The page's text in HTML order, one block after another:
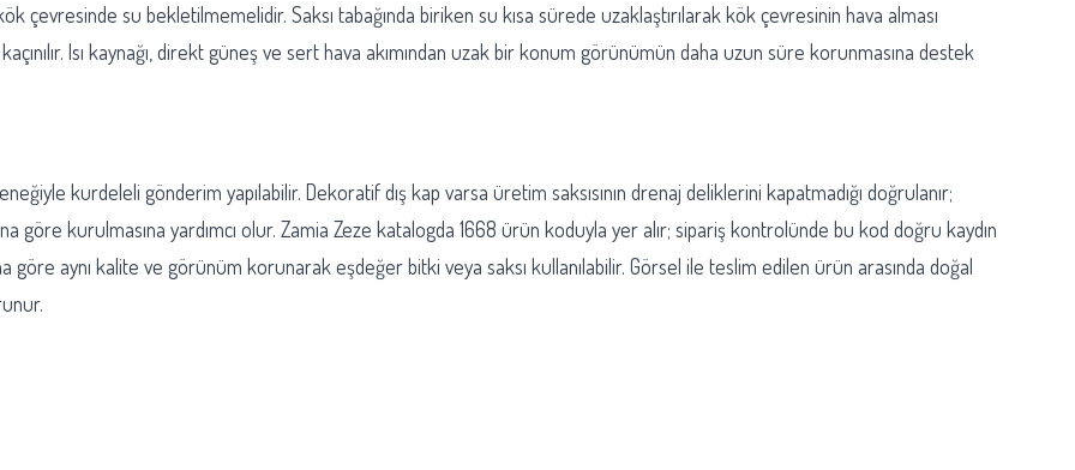
çevresinde su bekletilmemelidir. Saksı tabağında biriken su kısa sürede uzaklaştırılarak kök çevresinin hava alması
Isı kaynağı, direkt güneş ve sert hava akımından uzak bir konum görünümün daha uzun süre korunmasına destek
kurdeleli gönderim yapılabilir. Dekoratif dış kap varsa üretim saksısının drenaj deliklerini kapatmadığı doğrulanır;
göre kurulmasına yardımcı olur. Zamia Zeze katalogda 1668 ürün koduyla yer alır; sipariş kontrolünde bu kod doğru kaydın
aynı kalite ve görünüm korunarak eşdeğer bitki veya saksı kullanılabilir. Görsel ile teslim edilen ürün arasında doğal